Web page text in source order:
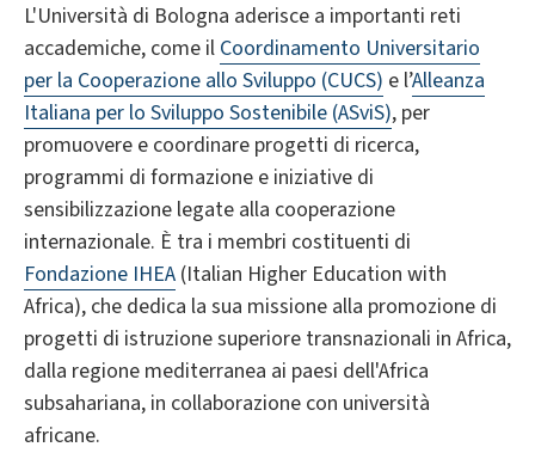
L'Università di Bologna aderisce a importanti reti
accademiche, come il Coordinamento Universitario
per la Cooperazione allo Sviluppo (CUCS) e l’Alleanza
Italiana per lo Sviluppo Sostenibile (ASviS), per
promuovere e coordinare progetti di ricerca,
programmi di formazione e iniziative di
sensibilizzazione legate alla cooperazione
internazionale. È tra i membri costituenti di
Fondazione IHEA (Italian Higher Education with
Africa), che dedica la sua missione alla promozione di
progetti di istruzione superiore transnazionali in Africa,
dalla regione mediterranea ai paesi dell'Africa
subsahariana, in collaborazione con università
africane.